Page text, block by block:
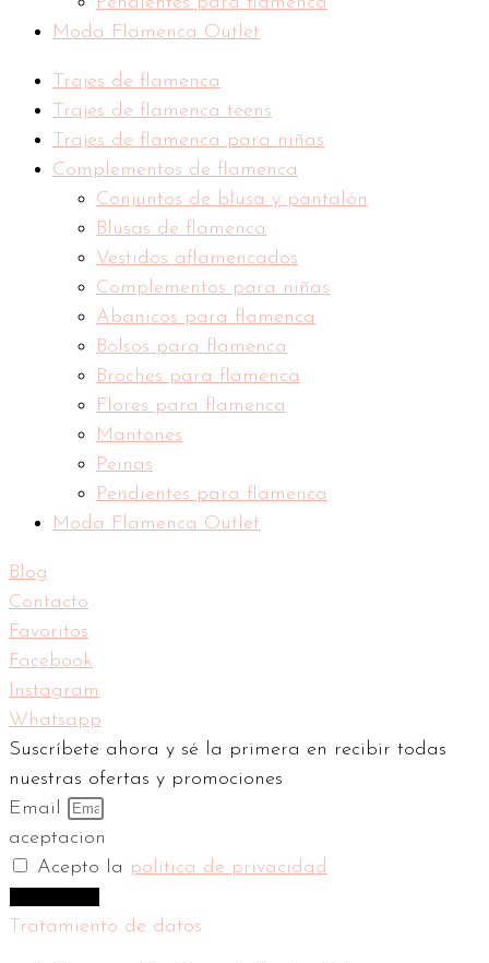
Moda Flamenca Outlet
Trajes de flamenca
Trajes de flamenca teens
Trajes de flamenca para niñas
Complementos de flamenca
Conjuntos de blusa y pantalón
Blusas de flamenca
Vestidos aflamencados
Complementos para niñas
Abanicos para flamenca
Bolsos para flamenca
Broches para flamenca
Flores para flamenca
Mantones
Peinas
Pendientes para flamenca
Moda Flamenca Outlet
Blog
Contacto
Favoritos
Facebook
Instagram
Whatsapp
Suscríbete ahora y sé la primera en recibir todas
nuestras ofertas y promociones
Email
aceptacion
Acepto la política de privacidad
Tratamiento de datos